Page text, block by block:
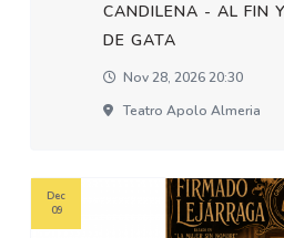
CANDILENA - AL FIN
DE GATA
Nov 28, 2026 20:30
Teatro Apolo Almeria
Dec
09